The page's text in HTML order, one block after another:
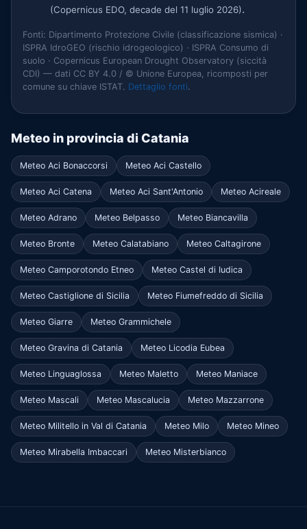
(Copernicus EDO, decade del 11 luglio 2026).
Fonti: Dipartimento Protezione Civile (classificazione sismica) ·
ISPRA IdroGEO (rischio idrogeologico) · ISPRA Consumo di
suolo · Copernicus European Drought Observatory (siccità
CDI) — dati CC BY 4.0 / © Unione Europea, ricomposti per
comune su chiave ISTAT. Dettaglio fonti.
Meteo in provincia di Catania
Meteo Aci Bonaccorsi Meteo Aci Castello
Meteo Aci Catena Meteo Aci Sant'Antonio Meteo Acireale
Meteo Adrano Meteo Belpasso Meteo Biancavilla
Meteo Bronte Meteo Calatabiano Meteo Caltagirone
Meteo Camporotondo Etneo Meteo Castel di Iudica
Meteo Castiglione di Sicilia Meteo Fiumefreddo di Sicilia
Meteo Giarre Meteo Grammichele
Meteo Gravina di Catania Meteo Licodia Eubea
Meteo Linguaglossa Meteo Maletto Meteo Maniace
Meteo Mascali Meteo Mascalucia Meteo Mazzarrone
Meteo Militello in Val di Catania Meteo Milo Meteo Mineo
Meteo Mirabella Imbaccari Meteo Misterbianco